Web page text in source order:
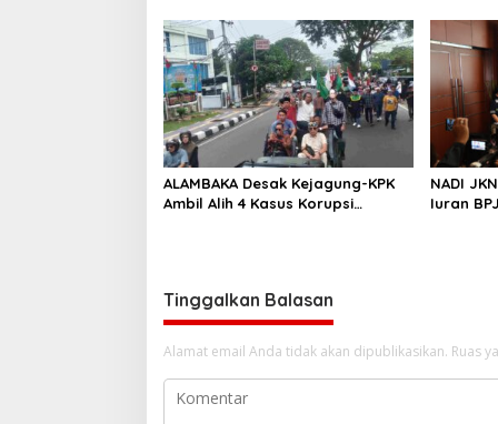
ALAMBAKA Desak Kejagung-KPK
Ambil Alih 4 Kasus Korupsi
NADI
Iuran
Tinggalkan Balasan
Alamat email Anda tidak akan dipublikasikan. Ruas